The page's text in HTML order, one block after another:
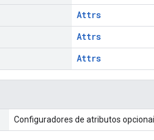
Attrs
Attrs
Attrs
Configuradores de atributos